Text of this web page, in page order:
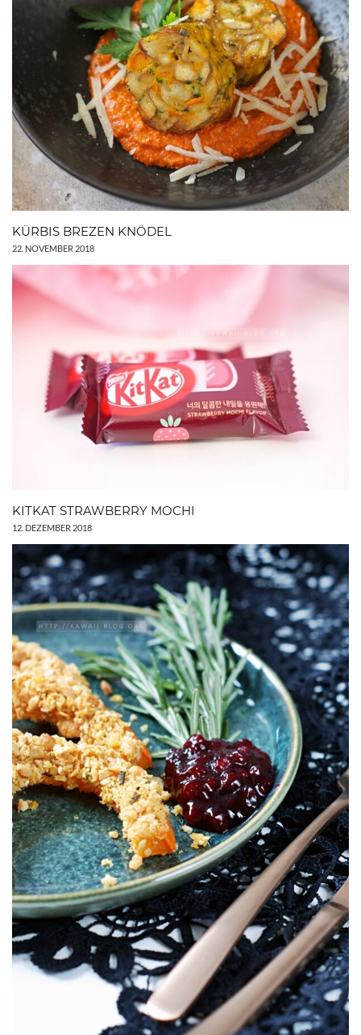
KÜRBIS BREZEN KNÖDEL
22. NOVEMBER 2018
KITKAT STRAWBERRY MOCHI
12. DEZEMBER 2018